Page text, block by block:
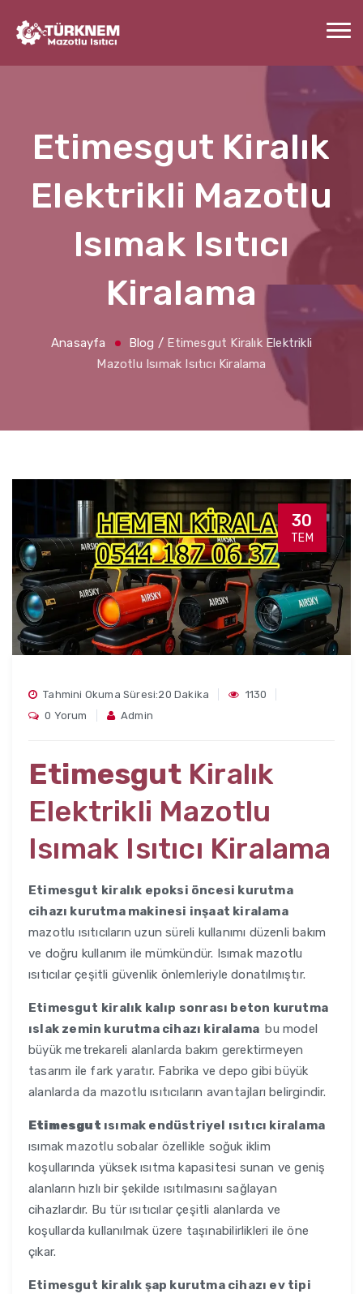
Etimesgut Kiralık
Elektrikli Mazotlu
Isımak Isıtıcı
Kiralama
Anasayfa Blog / Etimesgut Kiralık Elektrikli
Mazotlu Isımak Isıtıcı Kiralama
30
TEM
Tahmini Okuma Süresi:20 Dakika
1130
0 Yorum
Admin
EtimesgutKiralık
Elektrikli Mazotlu
Isımak Isıtıcı Kiralama
Etimesgut kiralık epoksi öncesi kurutma
cihazı kurutma makinesi inşaat kiralama
mazotlu ısıtıcıların uzun süreli kullanımı düzenli bakım
ve doğru kullanım ile mümkündür. Isımak mazotlu
ısıtıcılar çeşitli güvenlik önlemleriyle donatılmıştır.
Etimesgut kiralık kalıp sonrası beton kurutma
ıslak zemin kurutma cihazı kiralama bu model
büyük metrekareli alanlarda bakım gerektirmeyen
tasarım ile fark yaratır. Fabrika ve depo gibi büyük
alanlarda da mazotlu ısıtıcıların avantajları belirgindir.
Etimesgut ısımak endüstriyel ısıtıcı kiralama
ısımak mazotlu sobalar özellikle soğuk iklim
koşullarında yüksek ısıtma kapasitesi sunan ve geniş
alanların hızlı bir şekilde ısıtılmasını sağlayan
cihazlardır. Bu tür ısıtıcılar çeşitli alanlarda ve
koşullarda kullanılmak üzere taşınabilirlikleri ile öne
çıkar.
Etimesgut kiralık şap kurutma cihazı ev tipi